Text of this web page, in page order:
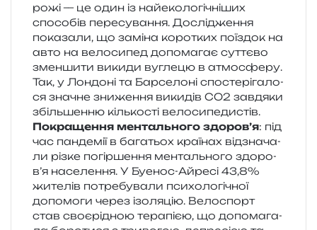
ро­жі — це один із най­еко­ло­гі­чні­ших
спосо­бів пере­су­ва­н­ня. Дослідження
пока­за­ли, що замі­на коро­тких поїздок на
авто на вело­си­пед допо­ма­гає сут­тє­во
змен­ши­ти вики­ди вугле­цю в атмо­сфе­ру.
Так, у Лондоні та Барселоні спо­сте­рі­га­ло­
ся зна­чне зни­же­н­ня вики­дів СО2 зав­дя­ки
збіль­шен­ню кіль­ко­сті велосипедистів.
Покращення мен­таль­но­го здо­ро­в’я: під
час пан­де­мії в бага­тьох кра­ї­нах від­зна­ча­
ли різке погір­ше­н­ня мен­таль­но­го здо­ро­
в’я насе­ле­н­ня. У Буенос-Айресі 43,8%
жите­лів потре­бу­ва­ли пси­хо­ло­гі­чної
допо­мо­ги через ізо­ля­цію. Велоспорт
став своє­рі­дною тера­пі­єю, що допо­ма­га­